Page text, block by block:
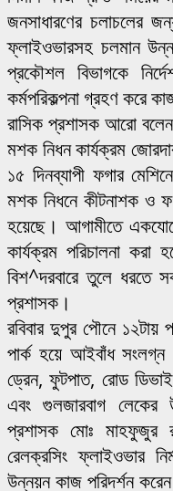
জনসাধারণের চলাচলের
ফ্লাইওভারসহ চলমান
প্রকৌশল বিভাগকে
কর্মপরিকল্পনা গ্রহণ করে
রাসিক প্রশাসক আরো
মশক নিধন কার্যক্রম
১৫ দিনব্যাপী ফগার
মশক নিধনে কীটনাশক ও
হয়েছে। আগামীতে
কার্যক্রম পরিচালনা করা
বিশ^দরবারে তুলে ধরতে
প্রশাসক।
রবিবার দুপুর পৌনে ১২টায়
পার্ক হয়ে আইবাঁধ সংলগ্ন
ড্রেন, ফুটপাত, রোড
এবং গুলজারবাগ লেকের
প্রশাসক মোঃ মাহফুজুর
রেলক্রসিং ফ্লাইওভার
উন্নয়ন কাজ পরিদর্শন